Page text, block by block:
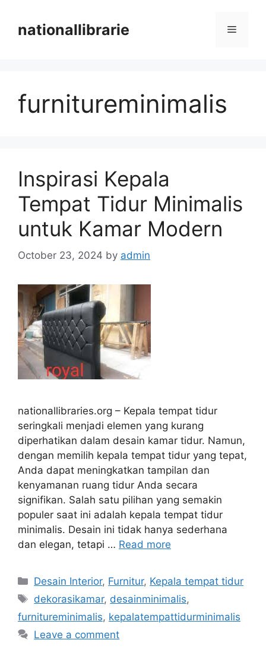
contentnationallibrarie Menu
furnitureminimalis
Inspirasi Kepala
Tempat Tidur Minimalis
untuk Kamar Modern
October 23, 2024 by admin
nationallibraries.org – Kepala tempat tidur
seringkali menjadi elemen yang kurang
diperhatikan dalam desain kamar tidur. Namun,
dengan memilih kepala tempat tidur yang tepat,
Anda dapat meningkatkan tampilan dan
kenyamanan ruang tidur Anda secara
signifikan. Salah satu pilihan yang semakin
populer saat ini adalah kepala tempat tidur
minimalis. Desain ini tidak hanya sederhana
dan elegan, tetapi … Read more
Categories
Desain Interior, Furnitur, Kepala tempat tidur
Tags
dekorasikamar, desainminimalis,
furnitureminimalis, kepalatempattidurminimalis
Leave a comment